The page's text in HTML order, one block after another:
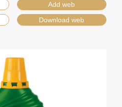
Add web
Download web